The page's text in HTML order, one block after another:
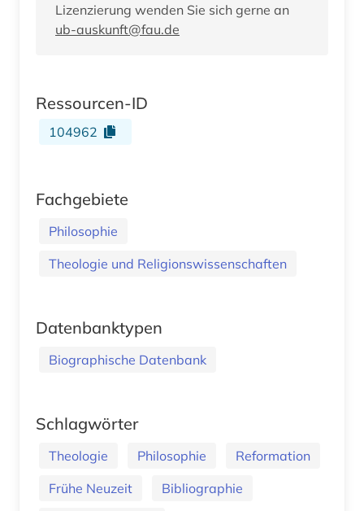
Lizenzierung wenden Sie sich gerne an
ub-auskunft@fau.de
Ressourcen-ID
104962
Fachgebiete
Philosophie
Theologie und Religionswissenschaften
Datenbanktypen
Biographische Datenbank
Schlagwörter
Theologie Philosophie
Reformation
Frühe Neuzeit
Bibliographie